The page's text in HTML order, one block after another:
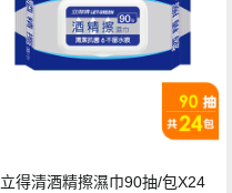
立得清酒精擦濕巾90抽/包X24